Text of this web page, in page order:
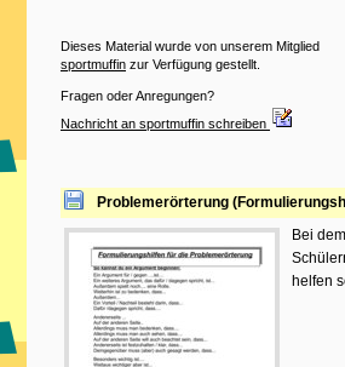
Dieses Material wurde von unserem Mitglied
sportmuffin zur Verfügung gestellt.
Fragen oder Anregungen?
Nachricht an sportmuffin schreiben
Problemerörterung
Bei
helfen